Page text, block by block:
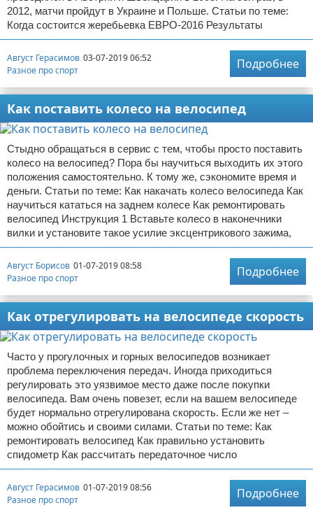
2012, матчи пройдут в Украине и Польше. Статьи по теме:
Когда состоится жеребьевка ЕВРО-2016 Результаты
Август Герасимов 03-07-2019 06:52
Разное про спорт
Подробнее
Как поставить колесо на велосипед
Стыдно обращаться в сервис с тем, чтобы просто поставить
колесо на велосипед? Пора бы научиться выходить их этого
положения самостоятельно. К тому же, сэкономите время и
деньги. Статьи по теме: Как накачать колесо велосипеда Как
научиться кататься на заднем колесе Как ремонтировать
велосипед Инструкция 1 Вставьте колесо в наконечники
вилки и установите такое усилие эксцентрикового зажима,
Август Борисов 01-07-2019 08:58
Разное про спорт
Подробнее
Как отрегулировать на велосипеде скорость
Часто у прогулочных и горных велосипедов возникает
проблема переключения передач. Иногда приходиться
регулировать это уязвимое место даже после покупки
велосипеда. Вам очень повезет, если на вашем велосипеде
будет нормально отрегулирована скорость. Если же нет –
можно обойтись и своими силами. Статьи по теме: Как
ремонтировать велосипед Как правильно установить
спидометр Как рассчитать передаточное число
Август Герасимов 01-07-2019 08:56
Разное про спорт
Подробнее